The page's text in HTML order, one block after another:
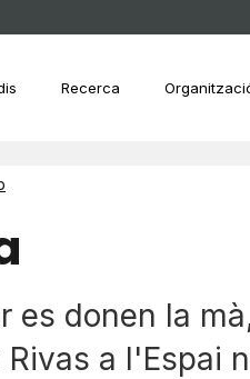
Recerca
es donen la
a l'Espai